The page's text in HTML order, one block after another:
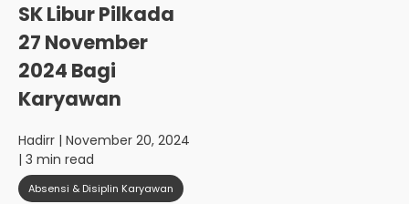
SK Libur Pilkada
27 November
2024 Bagi
Karyawan
Hadirr | November 20, 2024
| 3 min read
Absensi & Disiplin Karyawan